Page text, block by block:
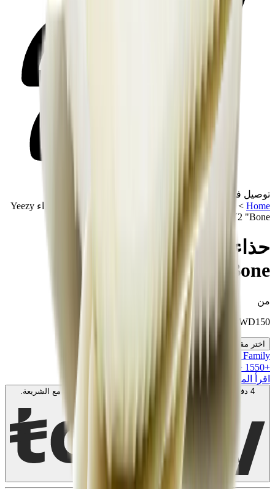
توصيل في نفس اليوم
Home
>
حذاء Yeezy
Boost 350 V2 "Bone"
حذاء Yeezy Boost 350 V2
"Bone"
من
KWD150
اختر مقاسك
MK Family
+
1550 +نقاط ولاء!
اقرأ المزيد
4 دفعات بدون فوائد بقيمة KWD
. بدون رسوم. متوافق مع الشريعة.